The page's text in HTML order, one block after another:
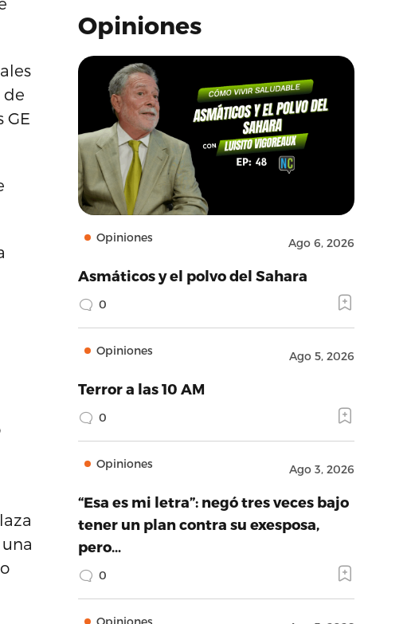
de
GE
Opiniones
Opiniones Ago 6, 2026
Asmáticos y el polvo del Sahara
0
Opiniones Ago 5, 2026
Terror a las 10 AM
0
Opiniones Ago 3, 2026
“Esa es mi letra”: negó tres veces bajo
tener un plan contra su exesposa,
pero…
0
Opiniones